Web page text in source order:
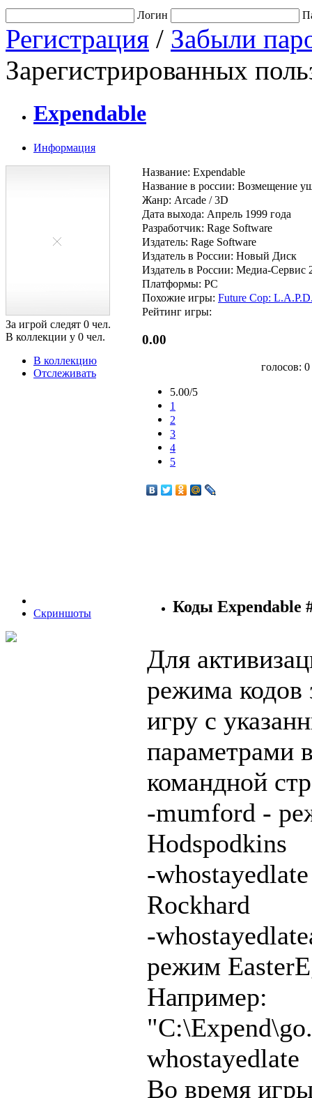
Логин
Регистрация / Забыли
Зарегистрированных
Expendable
Информация
За игрой следят 0 чел.
В коллекции у 0 чел.
В коллекцию
Отслеживать
Название: Expendable
Название в россии: Возмещение
Жанр: Arcade / 3D
Дата выхода: Апрель 1999 года
Разработчик: Rage Software
Издатель: Rage Software
Издатель в России: Новый Диск
Издатель в России: Медиа-Сервис
Платформы: PC
Похожие игры: Future Cop:
Рейтинг игры:
0.00
голосов: 0
5.00/5
1
2
3
4
5
Скриншоты Коды Expendable
Для
режима кодов
игру с
параметрами
командной
-mumford -
Hodspodkins
-
Rockhard
-
режим
Например:
whostayedlate
Во время